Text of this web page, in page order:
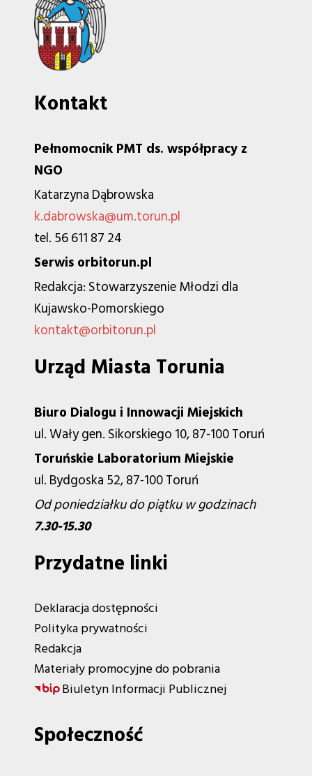
Kontakt
Pełnomocnik PMT ds. współpracy z
NGO
Katarzyna Dąbrowska
k.dabrowska@um.torun.pl
tel. 56 611 87 24
Serwis orbitorun.pl
Redakcja: Stowarzyszenie Młodzi dla
Kujawsko-Pomorskiego
kontakt@orbitorun.pl
Urząd Miasta Torunia
Biuro Dialogu i Innowacji Miejskich
ul. Wały gen. Sikorskiego 10, 87-100 Toruń
Toruńskie Laboratorium Miejskie
ul. Bydgoska 52, 87-100 Toruń
Od poniedziałku do piątku w godzinach
7.30-15.30
Przydatne linki
Deklaracja dostępności
Polityka prywatności
Redakcja
Materiały promocyjne do pobrania
Biuletyn Informacji Publicznej
Społeczność